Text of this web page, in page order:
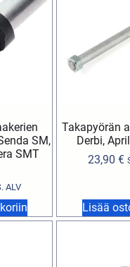
SM,
SMT
ALV
Takapyörän
Derbi,
23,90€
Lisää